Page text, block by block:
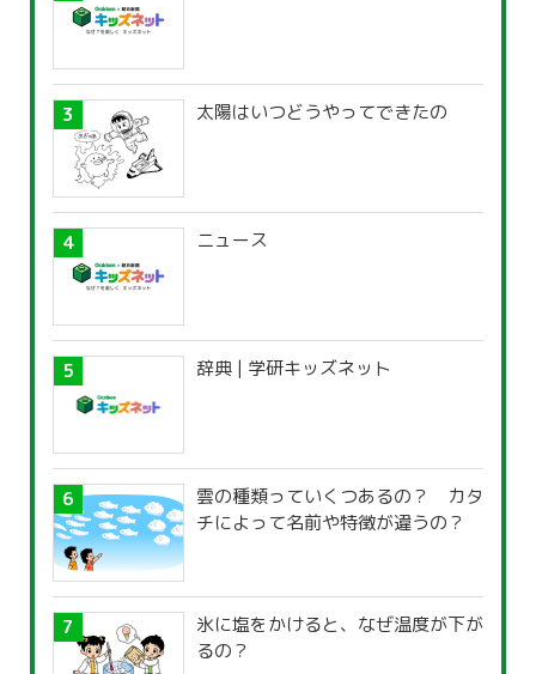
太陽はいつどうやってできたの
ニュース
辞典 | 学研キッズネット
雲の種類っていくつあるの？ カタ
チによって名前や特徴が違うの？
氷に塩をかけると、なぜ温度が下が
るの？